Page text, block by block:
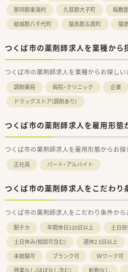
那珂郡東海村
久慈郡大子町 稲敷
結城郡八千代町
猿島郡五霞町 猿
つくば市の薬剤師求人を業種から
つくば市の薬剤師求人を業種からお探しい
調剤薬局 病院・クリニック 企業
ドラッグストア(調剤あり)
つくば市の薬剤師求人を雇用形態
つくば市の薬剤師求人を雇用形態からお探
正社員 パート・アルバイト
つくば市の薬剤師求人をこだわり
つくば市の薬剤師求人をこだわり条件から
駅チカ 年間休日120日以上
土日
土日休み(相談可含む)
週休2.5日以上
未経験可
ブランク可 Ｗワーク可
残業なし(ほぼなし含む)
転勤なし